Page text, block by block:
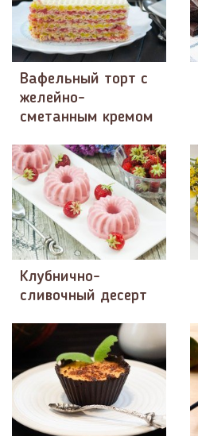
Вафельный торт с
желейно-
сметанным кремом
Клубнично-
сливочный десерт